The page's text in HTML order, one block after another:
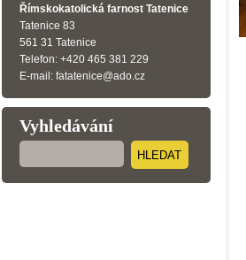
Římskokatolická farnost Tatenice
Tatenice 83
561 31 Tatenice
Telefon: +420 465 381 229
E-mail: fatatenice@ado.cz
Vyhledávání
HLEDAT